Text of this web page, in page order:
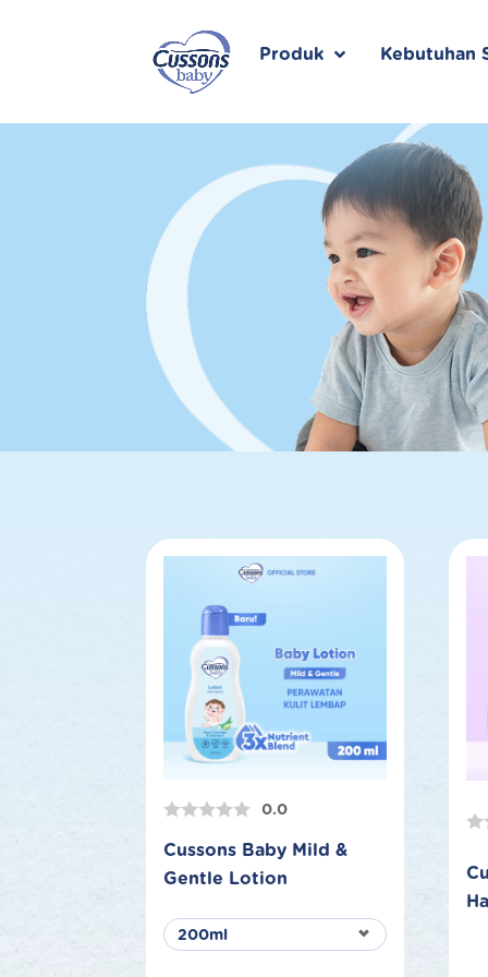
Produk Kebutuhan
0.0
Cussons Baby Mild &
Gentle Lotion